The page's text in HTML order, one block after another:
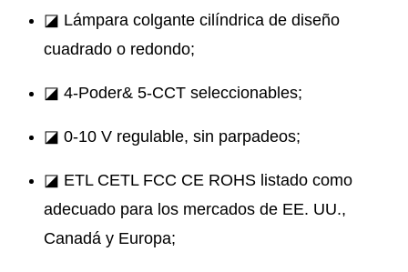
◪ Lámpara colgante cilíndrica de diseño
cuadrado o redondo;
◪ 4-Poder& 5-CCT seleccionables;
◪ 0-10 V regulable, sin parpadeos;
◪ ETL CETL FCC CE ROHS listado como
adecuado para los mercados de EE. UU.,
Canadá y Europa;